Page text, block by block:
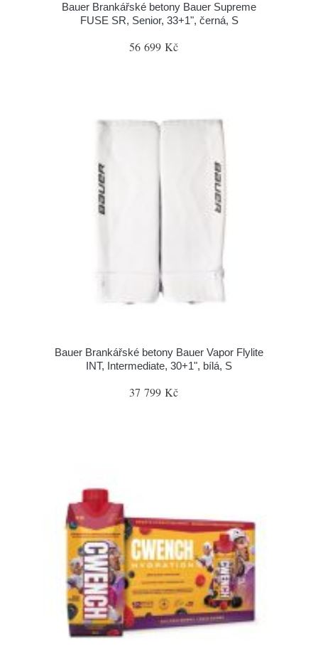
Bauer Brankářské betony Bauer Supreme
FUSE SR, Senior, 33+1", černá, S
56 699 Kč
Bauer Brankářské betony Bauer Vapor Flylite
INT, Intermediate, 30+1", bílá, S
37 799 Kč